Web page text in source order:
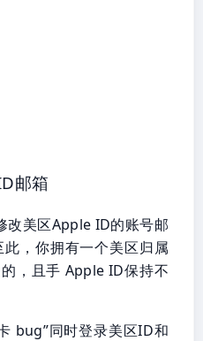
邮箱
改美区Apple ID的账号邮
，你拥有一个美区归属
，且手 Apple ID保持不
bug”同时登录美区ID和